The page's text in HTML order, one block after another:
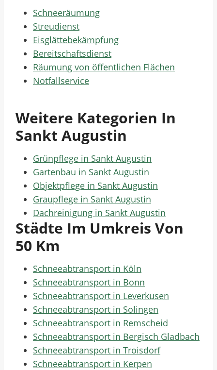
Schneeräumung
Streudienst
Eisglättebekämpfung
Bereitschaftsdienst
Räumung von öffentlichen Flächen
Notfallservice
Weitere Kategorien In
Sankt Augustin
Grünpflege in Sankt Augustin
Gartenbau in Sankt Augustin
Objektpflege in Sankt Augustin
Graupflege in Sankt Augustin
Dachreinigung in Sankt Augustin
Städte Im Umkreis Von
50 Km
Schneeabtransport in Köln
Schneeabtransport in Bonn
Schneeabtransport in Leverkusen
Schneeabtransport in Solingen
Schneeabtransport in Remscheid
Schneeabtransport in Bergisch Gladbach
Schneeabtransport in Troisdorf
Schneeabtransport in Kerpen